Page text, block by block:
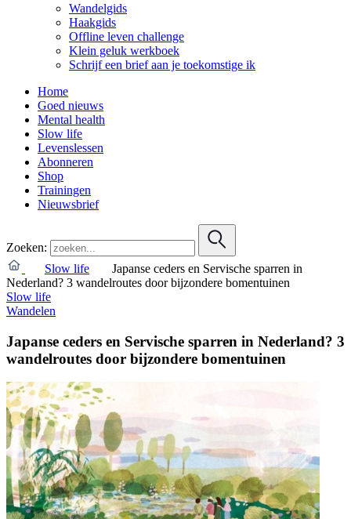
Wandelgids
Haakgids
Offline leven challenge
Klein geluk werkboek
Schrijf een brief aan je toekomstige ik
Home
Goed nieuws
Mental health
Slow life
Levenslessen
Abonneren
Shop
Trainingen
Nieuwsbrief
Zoeken:
Slow life
Japanse ceders en Servische sparren in
Nederland? 3 wandelroutes door bijzondere bomentuinen
Slow life
Wandelen
Japanse ceders en Servische sparren in Nederland? 3
wandelroutes door bijzondere bomentuinen